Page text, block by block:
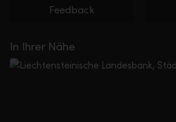
Feedback
In Ihrer Nähe